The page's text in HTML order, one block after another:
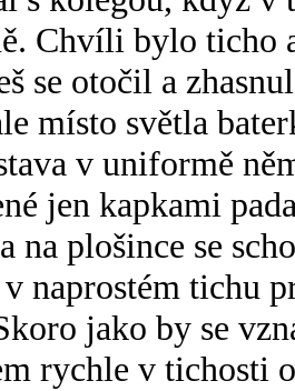
Chvíli bylo ticho
se otočil a
místo světla
v uniformě
jen kapkami
na plošince se
naprostém tichu
jako by se
rychle v tichosti